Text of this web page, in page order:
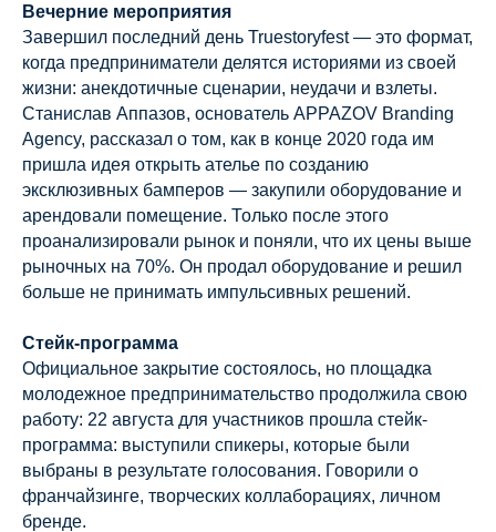
Вечерние мероприятия
Завершил последний день Truestoryfest — это формат,
когда предприниматели делятся историями из своей
жизни: анекдотичные сценарии, неудачи и взлеты.
Станислав Аппазов, основатель APPAZOV Branding
Agency, рассказал о том, как в конце 2020 года им
пришла идея открыть ателье по созданию
эксклюзивных бамперов — закупили оборудование и
арендовали помещение. Только после этого
проанализировали рынок и поняли, что их цены выше
рыночных на 70%. Он продал оборудование и решил
больше не принимать импульсивных решений.
Стейк-программа
Официальное закрытие состоялось, но площадка
молодежное предпринимательство продолжила свою
работу: 22 августа для участников прошла стейк-
программа: выступили спикеры, которые были
выбраны в результате голосования. Говорили о
франчайзинге, творческих коллаборациях, личном
бренде.